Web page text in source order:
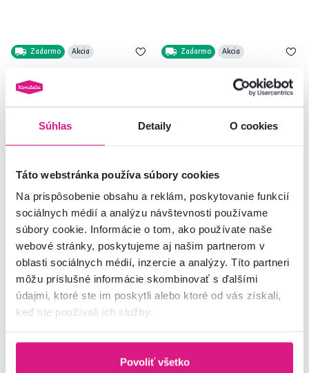
Súhlas Detaily O cookies
Táto webstránka používa súbory cookies
Na prispôsobenie obsahu a reklám, poskytovanie funkcií
sociálnych médií a analýzu návštevnosti používame
súbory cookie. Informácie o tom, ako používate naše
webové stránky, poskytujeme aj našim partnerom v
oblasti sociálnych médií, inzercie a analýzy. Títo partneri
môžu príslušné informácie skombinovať s ďalšími
údajmi, ktoré ste im poskytli alebo ktoré od vás získali,
keď ste používali ich služby.
Povoliť všetko
Zadarmo Akcia
4,6 6
Manželská posteľ s RGB LED
osvetlením, biela/čierna,
180x200, MANILA NEW
459 €
-4%
2 Plocha na spanie (cm)
Zadarmo Akcia
3,6 1
Posteľ, 90x195, biela arktická,
ARTEMIA
249 €
-6%